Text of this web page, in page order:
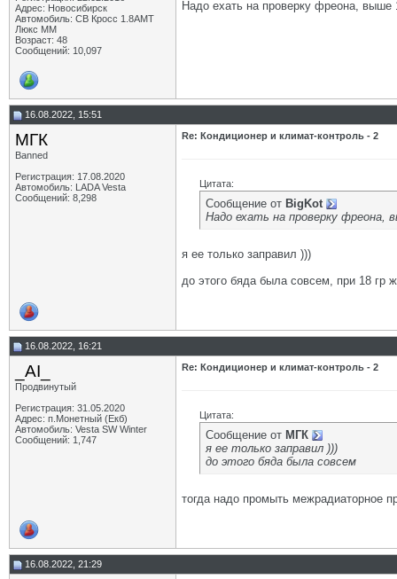
Адрес: Новосибирск
Автомобиль: СВ Кросс 1.8АМТ
Люкс ММ
Возраст: 48
Сообщений: 10,097
Надо ехать на проверку фреона, выше
16.08.2022, 15:51
МГК
Banned
Регистрация: 17.08.2020
Автомобиль: LADA Vesta
Сообщений: 8,298
Re: Кондиционер и климат-контроль - 2
Цитата:
Сообщение от BigKot
Надо ехать на проверку фреона,
я ее только заправил )))
до этого бяда была совсем, при 18 гр
16.08.2022, 16:21
_AI_
Продвинутый
Регистрация: 31.05.2020
Адрес: п.Монетный (Екб)
Автомобиль: Vesta SW Winter
Сообщений: 1,747
Re: Кондиционер и климат-контроль - 2
Цитата:
Сообщение от МГК
я ее только заправил )))
до этого бяда была совсем
тогда надо промыть межрадиаторное
16.08.2022, 21:29